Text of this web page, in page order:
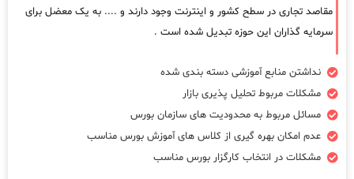
مقاصد تجاری در سطح کشور و اینترنت وجود دارند و .... به یک معضل برای
سرمایه گذاران این حوزه تبدیل شده است .
نداشتن منابع آموزشی دسته بندی شده
مشکلات مربوط تحلیل پذیری بازار
مسائل مربوط به محدودیت های سازمان بورس
عدم امکان بهره گیری از کلاس های آموزش بورس مناسب
مشکلات در انتخاب کارگزار بورس مناسب